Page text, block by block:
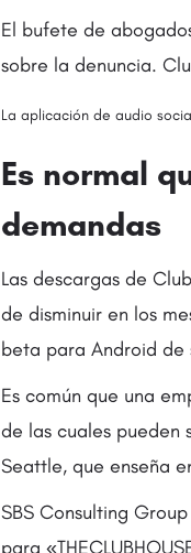
El bufete de
sobre la denuncia.
La aplicación de audio
Es normal
demandas
Las descargas de
de disminuir en los
beta para Android de
Es común que una
de las cuales pueden
Seattle, que enseña
SBS Consulting
para